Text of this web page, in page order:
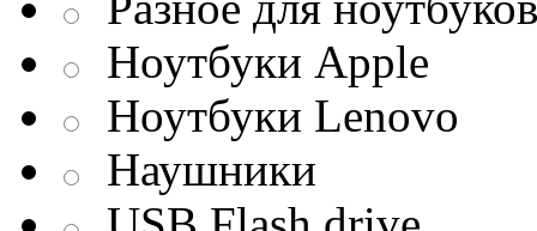
Ноутбуки Apple
Ноутбуки Lenovo
Наушники